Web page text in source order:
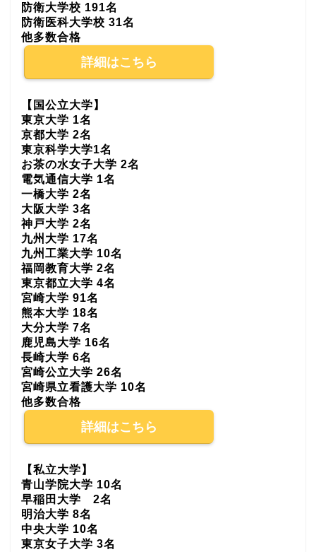
防衛大学校 191名
防衛医科大学校 31名
他多数合格
詳細はこちら
【国公立大学】
東京大学 1名
京都大学 2名
東京科学大学1名
お茶の水女子大学 2名
電気通信大学 1名
一橋大学 2名
大阪大学 3名
神戸大学 2名
九州大学 17名
九州工業大学 10名
福岡教育大学 2名
東京都立大学 4名
宮崎大学 91名
熊本大学 18名
大分大学 7名
鹿児島大学 16名
長崎大学 6名
宮崎公立大学 26名
宮崎県立看護大学 10名
他多数合格
詳細はこちら
【私立大学】
青山学院大学 10名
早稲田大学 2名
明治大学 8名
中央大学 10名
東京女子大学 3名